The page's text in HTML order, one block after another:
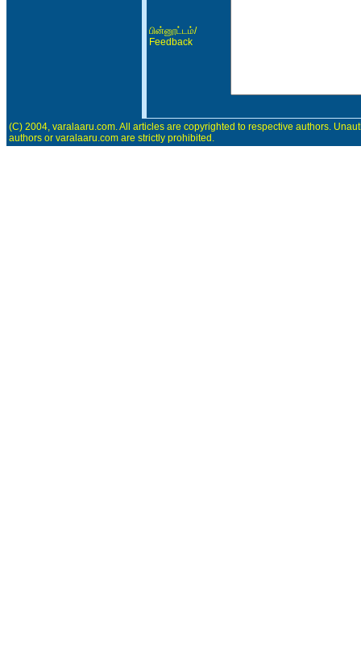
பின்னூட்டம்/
Feedback
(C) 2004, varalaaru.com. All articles are copyrighted to respective authors.
authors or varalaaru.com are strictly prohibited.